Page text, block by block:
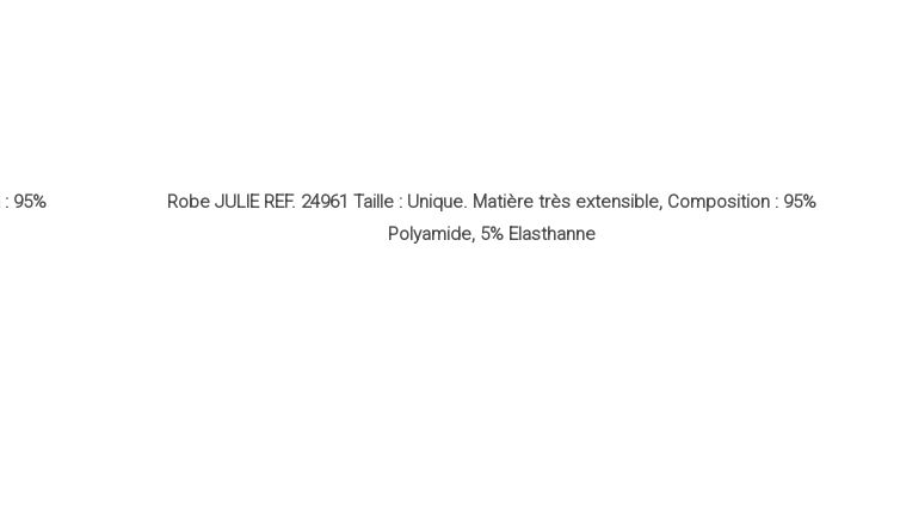
95%
Robe JULIE REF. 24961 Taille : Unique. Matière très extensible, Composition : 95%
Polyamide, 5% Elasthanne